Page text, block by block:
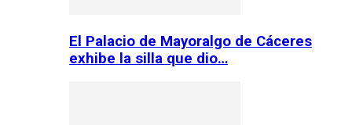
El Palacio de Mayoralgo de Cáceres
exhibe la silla que dio…